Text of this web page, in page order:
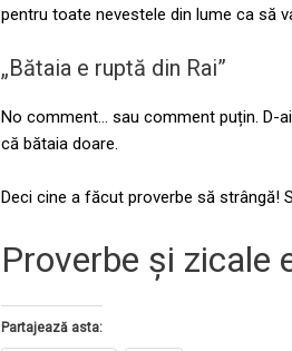
pentru toate nevestele din lume ca să
„Bătaia e ruptă din Rai”
No comment… sau comment puțin. D-
că bătaia doare.
Deci cine a făcut proverbe să strângă!
Proverbe și zicale
Partajează asta: